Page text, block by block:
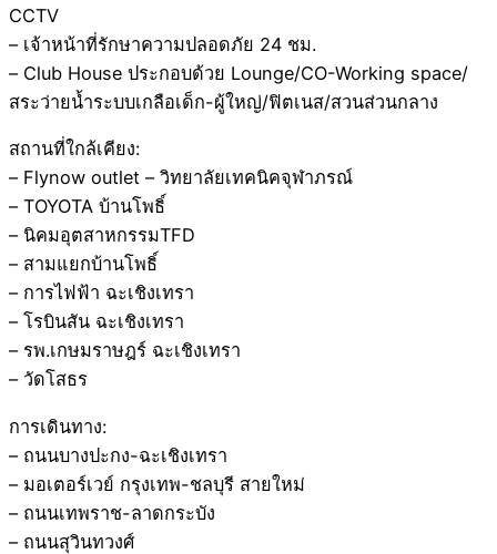
CCTV
– เจ้าหน้าที่รักษาความปลอดภัย 24 ชม.
– Club House ประกอบด้วย Lounge/CO-Working space/
สระว่ายน้ำระบบเกลือเด็ก-ผู้ใหญ่/ฟิตเนส/สวนส่วนกลาง
สถานที่ใกล้เคียง:
– Flynow outlet – วิทยาลัยเทคนิคจุฬาภรณ์
– TOYOTA บ้านโพธิ์
– นิคมอุตสาหกรรมTFD
– สามแยกบ้านโพธิ์
– การไฟฟ้า ฉะเชิงเทรา
– โรบินสัน ฉะเชิงเทรา
– รพ.เกษมราษฎร์ ฉะเชิงเทรา
– วัดโสธร
การเดินทาง:
– ถนนบางปะกง-ฉะเชิงเทรา
– มอเตอร์เวย์ กรุงเทพ-ชลบุรี สายใหม่
– ถนนเทพราช-ลาดกระบัง
– ถนนสุวินทวงศ์